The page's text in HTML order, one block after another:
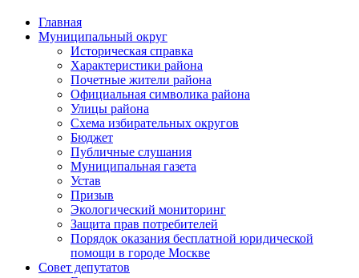
Главная
Муниципальный округ
Историческая справка
Характеристики района
Почетные жители района
Официальная символика района
Улицы района
Схема избирательных округов
Бюджет
Публичные слушания
Муниципальная газета
Устав
Призыв
Экологический мониторинг
Защита прав потребителей
Порядок оказания бесплатной юридической
помощи в городе Москве
Совет депутатов